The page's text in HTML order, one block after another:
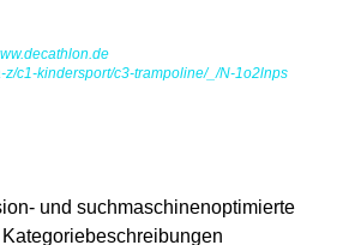
c1-kindersport/c3-trampoline/_/N-1o2lnps
und suchmaschinenoptimierte